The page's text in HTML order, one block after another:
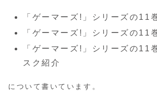
「ゲーマーズ!」シリーズの11
「ゲーマーズ!」シリーズの11
「ゲーマーズ!」シリーズの11
スク紹介
について書いています。